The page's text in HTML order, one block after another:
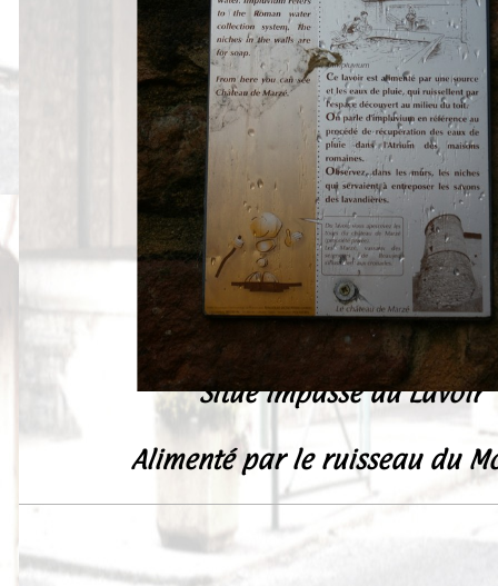
Presse
Situé impasse du Lavoir
Alimenté par le ruisseau du